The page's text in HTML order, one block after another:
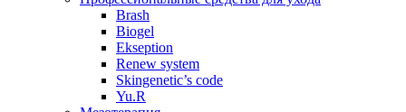
Brash
Biogel
Ekseption
Renew system
Skingenetic’s code
Yu.R